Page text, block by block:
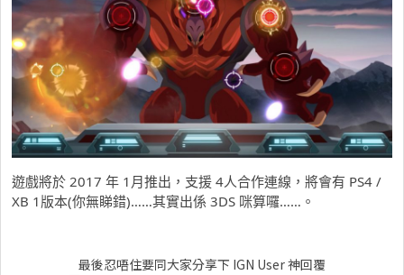
遊戲將於 2017 年 1月推出，支援 4人合作連線，將會有 PS4 /
XB 1版本(你無睇錯)……其實出係 3DS 咪算囉……。
最後忍唔住要同大家分享下 IGN User 神回覆